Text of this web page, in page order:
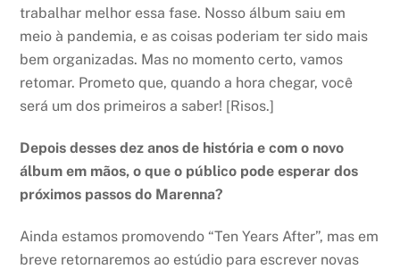
trabalhar melhor essa fase. Nosso álbum saiu em
meio à pandemia, e as coisas poderiam ter sido mais
bem organizadas. Mas no momento certo, vamos
retomar. Prometo que, quando a hora chegar, você
será um dos primeiros a saber! [Risos.]
Depois desses dez anos de história e com o novo
álbum em mãos, o que o público pode esperar dos
próximos passos do Marenna?
Ainda estamos promovendo “Ten Years After”, mas em
breve retornaremos ao estúdio para escrever novas